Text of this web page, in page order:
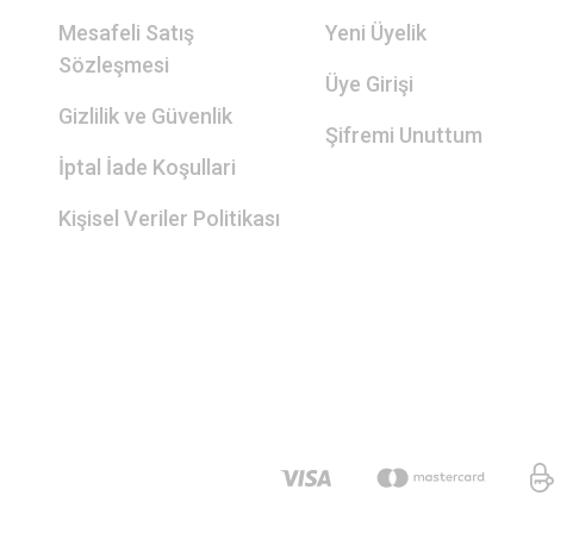
Mesafeli Satış
Sözleşmesi
Gizlilik ve Güvenlik
İptal İade Koşullari
Kişisel Veriler Politikası
Yeni Üyelik
Üye Girişi
Şifremi Unuttum